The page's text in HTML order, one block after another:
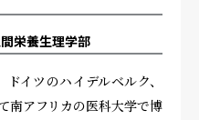
栄養生理学部
イツのハイデルベルク、
南アフリカの医科大学で博